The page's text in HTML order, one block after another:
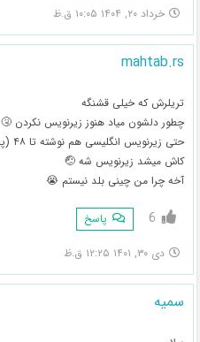
خرداد ۲۰, ۱۴۰۴ ۱۰:۰۵ ق.ظ
mahtab.rs
تریلرش که خیلی قشنگه
چطور دلشون میاد هنوز زیرنویس نکردن 🤧
حتی زیرنویس انگلیسی هم نوشته تا ۴۸ (پایان) پس دو قسمت دیگه چی؟!!!!
کاش میشد زیرنویس شه 🤕
آخه چرا من چینی بلد نیستم 😭
6 پاسخ
دی ۳۰, ۱۴۰۱ ۱۲:۲۵ ق.ظ
سمیه